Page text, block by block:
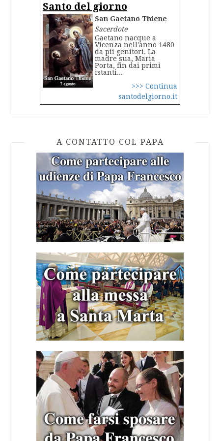
Santo del giorno
San Gaetano Thiene
Sacerdote
Gaetano nacque a
Vicenza nell'anno 1480
da pii genitori. La
madre sua, Maria
Porta, fin dai primi
istanti...
>>> Continua
santodelgiorno.it
A CONTATTO COL PAPA